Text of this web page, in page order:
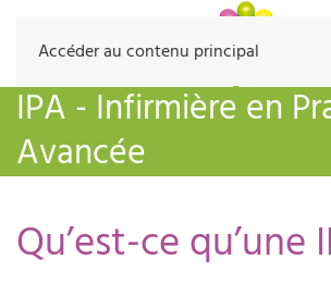
Accéder au contenu principal
IPA - Infirmière en
Avancée
Qu’est-ce qu’une